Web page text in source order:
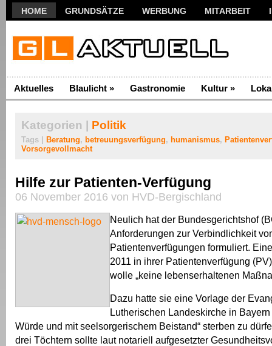
HOME GRUNDSÄTZE WERBUNG MITARBEIT
Aktuelles Blaulicht » Gastronomie Kultur »
Kategorien | Politik
Tags | Beratung, betreuungsverfügung, humanismus,
Vorsorgevollmacht
Hilfe zur Patienten-Verfügung
06 November 2016 von HVD-Bergischland
Neulich hat der Bundesgerichtshof
Anforderungen zur Verbindlichkeit
Patientenverfügungen formuliert.
2011 in ihrer Patientenverfügung
wolle „keine lebenserhaltenen
Dazu hatte sie eine Vorlage der
Lutherischen Landeskirche in Bayern
Würde und mit seelsorgerischem Beistand“ sterben zu
drei Töchtern sollte laut notariell aufgesetzter